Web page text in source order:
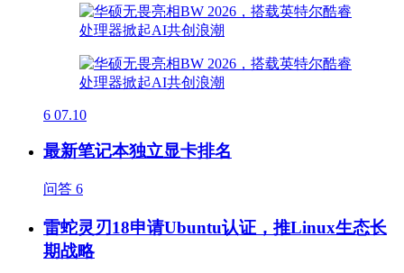
6 07.10
最新笔记本独立显卡排名
问答 6
雷蛇灵刃18申请Ubuntu认证，推Linux生态长
期战略